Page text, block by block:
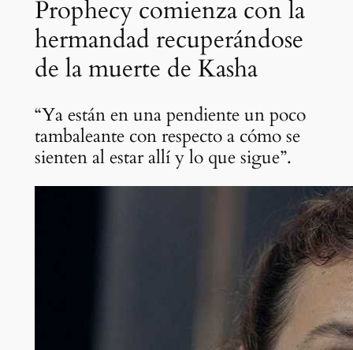
Prophecy comienza con la
hermandad recuperándose
de la muerte de Kasha
“Ya están en una pendiente un poco
tambaleante con respecto a cómo se
sienten al estar allí y lo que sigue”.